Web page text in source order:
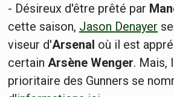
- Désireux d'être prêté par
cette saison, Jason Denayer
viseur d'Arsenal où il est
certain Arsène Wenger. Mais,
prioritaire des Gunners se